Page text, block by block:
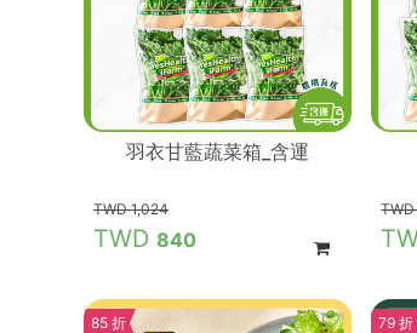
羽衣甘藍蔬菜箱_含運
1,024
840
85 折 79 折